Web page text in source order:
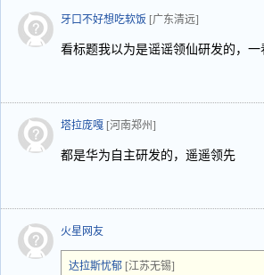
牙口不好想吃软饭 [广东清远]
看标题我以为是谣谣领仙研发的，
塔拉庞嘎 [河南郑州]
都是华为自主研发的，遥遥领先
火星网友
达拉斯忧郁 [江苏无锡]